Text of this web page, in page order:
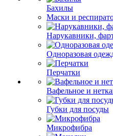
Бахилы
Маски и
Нарукавники,
Одноразовая
Перчатки
Вафельное и
Губки для посуды
Микрофибра